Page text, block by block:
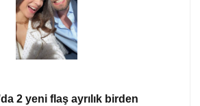
2 yeni flaş ayrılık birden